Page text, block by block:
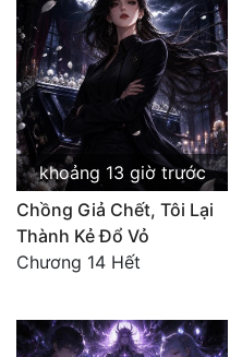
Sủng
Thanh Xuân
Tiên Hiệp
Tiểu Thuyết
Trinh Thám
Trọng Sinh
khoảng 13 giờ trước
Chồng Giả Chết, Tôi Lại
Thành Kẻ Đổ Vỏ
Chương 14 Hết